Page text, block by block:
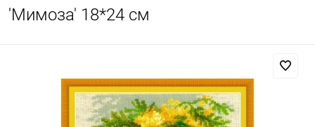
'Мимоза' 18*24 см